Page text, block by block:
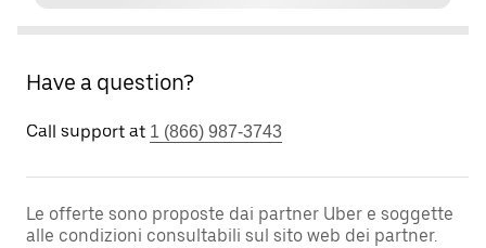
Have a question?
Call support at 1 (866) 987-3743
Le offerte sono proposte dai partner Uber e soggette
alle condizioni consultabili sul sito web dei partner.